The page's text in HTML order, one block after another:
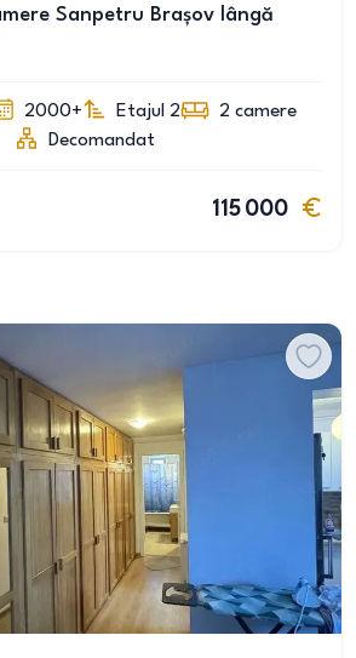
Sanpetru Brașov lângă
2000+ Etajul 2 2 camere
Decomandat
115 000